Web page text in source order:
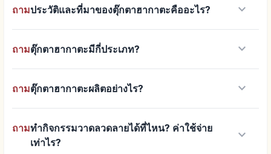
ถามประวัติและที่มาของตุ๊กตาฮากาตะคืออะไร? keyboard_arrow_down
ถามตุ๊กตาฮากาตะมีกี่ประเภท? keyboard_arrow_down
ถามตุ๊กตาฮากาตะผลิตอย่างไร? keyboard_arrow_down
ถามทำกิจกรรมวาดลวดลายได้ที่ไหน? ค่าใช้จ่าย
เท่าไร?
keyboard_arrow_down